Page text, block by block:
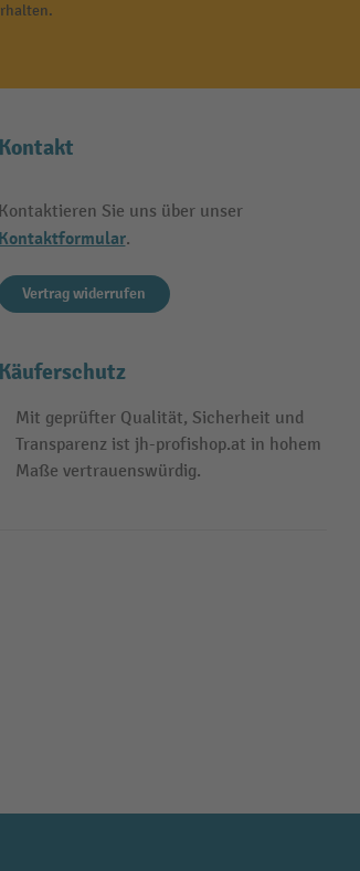
Kontakt
Kontaktieren Sie uns über unser
Kontaktformular.
Vertrag widerrufen
Käuferschutz
Mit geprüfter Qualität, Sicherheit und
Transparenz ist jh-profishop.at in hohem
Maße vertrauenswürdig.